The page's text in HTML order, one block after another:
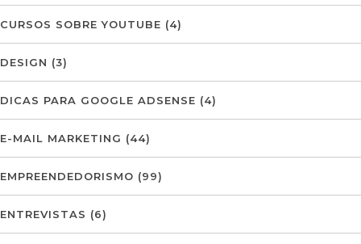
CURSOS SOBRE YOUTUBE (4)
DESIGN (3)
DICAS PARA GOOGLE ADSENSE (4)
E-MAIL MARKETING (44)
EMPREENDEDORISMO (99)
ENTREVISTAS (6)